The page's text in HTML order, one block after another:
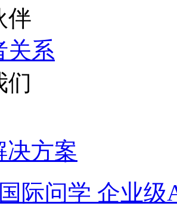
伴
关系
们
决方案
际问学 企业级